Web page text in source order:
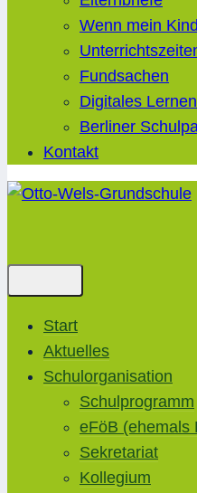
Wenn mein
Fundsachen
Digitales Lernen
Berliner
Kontakt
Start
Aktuelles
Schulorganisation
Schulprogramm
eFöB (ehemals
Sekretariat
Kollegium